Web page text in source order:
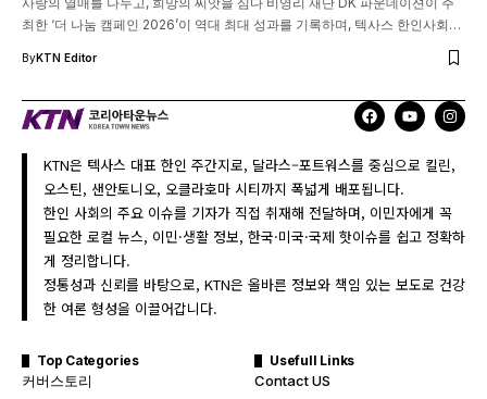
최한 ‘더 나눔 캠페인 2026’이 역대 최대 성과를 기록하며, 텍사스 한인사회…
ByKTN Editor
KTN은 텍사스 대표 한인 주간지로, 달라스–포트워스를 중심으로 킬린,
오스틴, 샌안토니오, 오클라호마 시티까지 폭넓게 배포됩니다.
한인 사회의 주요 이슈를 기자가 직접 취재해 전달하며, 이민자에게 꼭
필요한 로컬 뉴스, 이민·생활 정보, 한국·미국·국제 핫이슈를 쉽고 정확하
게 정리합니다.
정통성과 신뢰를 바탕으로, KTN은 올바른 정보와 책임 있는 보도로 건강
한 여론 형성을 이끌어갑니다.
Top Categories
커버스토리
Usefull Links
Contact US